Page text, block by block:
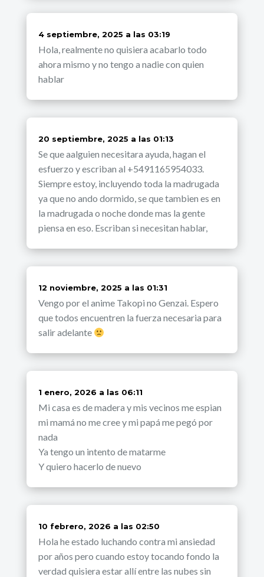
dice:
4 septiembre, 2025 a las 03:19
Hola, realmente no quisiera acabarlo todo
ahora mismo y no tengo a nadie con quien
hablar
dice:
20 septiembre, 2025 a las 01:13
Se que aalguien necesitara ayuda, hagan el
esfuerzo y escriban al +5491165954033.
Siempre estoy, incluyendo toda la madrugada
ya que no ando dormido, se que tambien es en
la madrugada o noche donde mas la gente
piensa en eso. Escriban si necesitan hablar,
dice:
12 noviembre, 2025 a las 01:31
Vengo por el anime Takopi no Genzai. Espero
que todos encuentren la fuerza necesaria para
salir adelante
dice:
1 enero, 2026 a las 06:11
Mi casa es de madera y mis vecinos me espian
mi mamá no me cree y mi papá me pegó por
nada
Ya tengo un intento de matarme
Y quiero hacerlo de nuevo
dice:
10 febrero, 2026 a las 02:50
Hola he estado luchando contra mi ansiedad
por años pero cuando estoy tocando fondo la
verdad quisiera estar allí entre las nubes sin